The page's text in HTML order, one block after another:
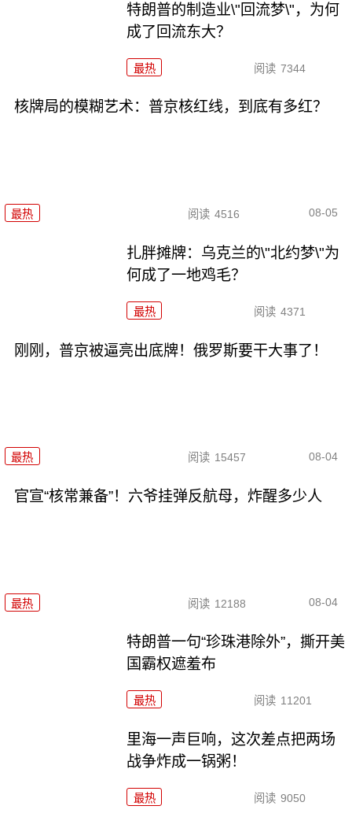
特朗普的制造业\"回流梦\"，为何
成了回流东大？
最热 阅读 7344
核牌局的模糊艺术：普京核红线，到底有多红？
最热 阅读 4516 08-05
扎胖摊牌：乌克兰的\"北约梦\"为
何成了一地鸡毛？
最热 阅读 4371
刚刚，普京被逼亮出底牌！俄罗斯要干大事了！
最热 阅读 15457 08-04
官宣“核常兼备”！六爷挂弹反航母，炸醒多少人
最热 阅读 12188 08-04
特朗普一句“珍珠港除外”，撕开美
国霸权遮羞布
最热 阅读 11201
里海一声巨响，这次差点把两场
战争炸成一锅粥！
最热 阅读 9050